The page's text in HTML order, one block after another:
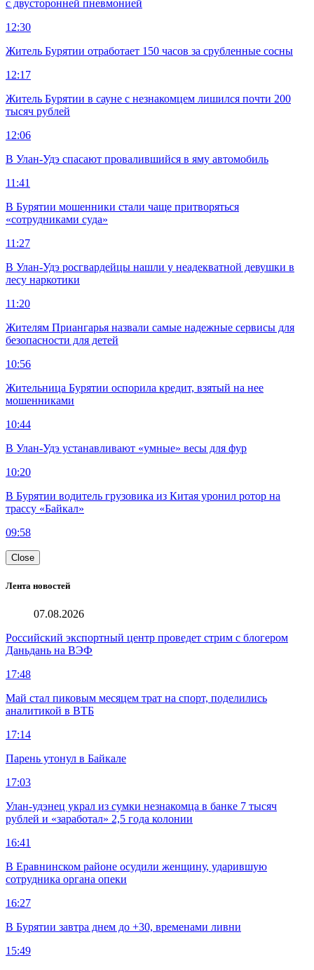
с двусторонней пневмонией
12:30
Житель Бурятии отработает 150 часов за срубленные сосны
12:17
Житель Бурятии в сауне с незнакомцем лишился почти 200
тысяч рублей
12:06
В Улан-Удэ спасают провалившийся в яму автомобиль
11:41
В Бурятии мошенники стали чаще притворяться
«сотрудниками суда»
11:27
В Улан-Удэ росгвардейцы нашли у неадекватной девушки в
лесу наркотики
11:20
Жителям Приангарья назвали самые надежные сервисы для
безопасности для детей
10:56
Жительница Бурятии оспорила кредит, взятый на нее
мошенниками
10:44
В Улан-Удэ устанавливают «умные» весы для фур
10:20
В Бурятии водитель грузовика из Китая уронил ротор на
трассу «Байкал»
09:58
Close
Лента новостей
07.08.2026
Российский экспортный центр проведет стрим с блогером
Даньдань на ВЭФ
17:48
Май стал пиковым месяцем трат на спорт, поделились
аналитикой в ВТБ
17:14
Парень утонул в Байкале
17:03
Улан-удэнец украл из сумки незнакомца в банке 7 тысяч
рублей и «заработал» 2,5 года колонии
16:41
В Еравнинском районе осудили женщину, ударившую
сотрудника органа опеки
16:27
В Бурятии завтра днем до +30, временами ливни
15:49